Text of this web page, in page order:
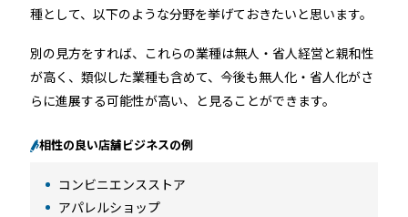
種として、以下のような分野を挙げておきたいと思います。
別の見方をすれば、これらの業種は無人・省人経営と親和性
が高く、類似した業種も含めて、今後も無人化・省人化がさ
らに進展する可能性が高い、と見ることができます。
相性の良い店舗ビジネスの例
コンビニエンスストア
アパレルショップ